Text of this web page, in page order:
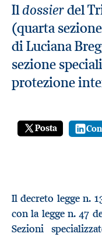
Ildossierdel
(quarta
di Luciana
sezione
protezione
Posta
Il decreto legge n.
con la legge n. 47
Sezioni